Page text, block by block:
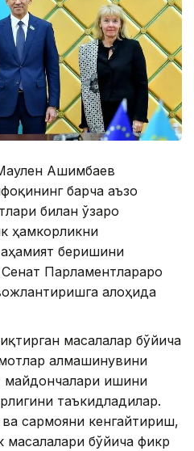
Aшимбаев
барча аъзо
билан ўзаро
ҳамкорликни
беришини
Парламентлараро
алоҳида
масалалар бўйича
алмашинувини
майдончалари ишини
таъкидладилар.
сармояни кенгайтириш,
масалалари бўйича фикр